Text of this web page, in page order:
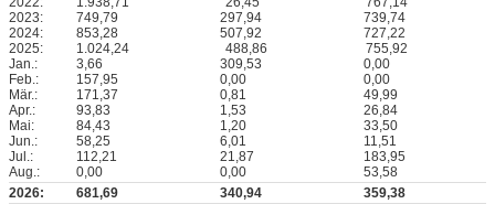
2023:
749,79 297,94
739,74
2024:
853,28 507,92
727,22
2025:
1.024,24 488,86
755,92
Jan.:
3,66 309,53
0,00
Feb.:
157,95 0,00
0,00
Mär.:
171,37 0,81
49,99
Apr.:
93,83 1,53
26,84
Mai:
84,43 1,20
33,50
Jun.:
58,25 6,01
11,51
Jul.:
112,21 21,87
183,95
Aug.:
0,00 0,00
53,58
2026:
681,69 340,94
359,38